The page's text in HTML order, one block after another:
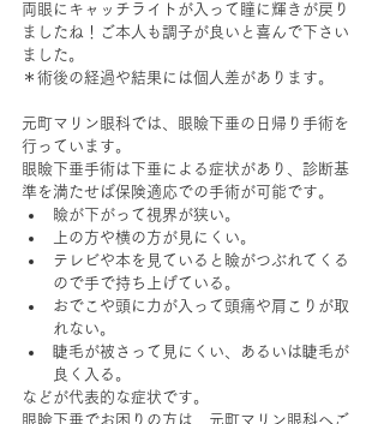
両眼にキャッチライトが入って瞳に輝きが戻り
ましたね！ご本人も調子が良いと喜んで下さい
ました。
＊術後の経過や結果には個人差があります。
元町マリン眼科では、眼瞼下垂の日帰り手術を
行っています。
眼瞼下垂手術は下垂による症状があり、診断基
準を満たせば保険適応での手術が可能です。
瞼が下がって視界が狭い。
上の方や横の方が見にくい。
テレビや本を見ていると瞼がつぶれてくる
ので手で持ち上げている。
おでこや頭に力が入って頭痛や肩こりが取
れない。
睫毛が被さって見にくい、あるいは睫毛が
良く入る。
などが代表的な症状です。
眼瞼下垂でお困りの方は、元町マリン眼科へご